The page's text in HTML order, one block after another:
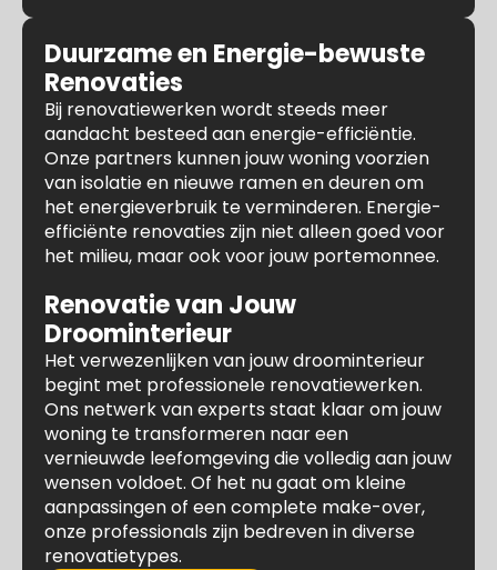
Duurzame en Energie-bewuste
Renovaties
Bij renovatiewerken wordt steeds meer
aandacht besteed aan energie-efficiëntie.
Onze partners kunnen jouw woning voorzien
van isolatie en nieuwe ramen en deuren om
het energieverbruik te verminderen. Energie-
efficiënte renovaties zijn niet alleen goed voor
het milieu, maar ook voor jouw portemonnee.
Renovatie van Jouw
Droominterieur
Het verwezenlijken van jouw droominterieur
begint met professionele renovatiewerken.
Ons netwerk van experts staat klaar om jouw
woning te transformeren naar een
vernieuwde leefomgeving die volledig aan jouw
wensen voldoet. Of het nu gaat om kleine
aanpassingen of een complete make-over,
onze professionals zijn bedreven in diverse
renovatietypes.